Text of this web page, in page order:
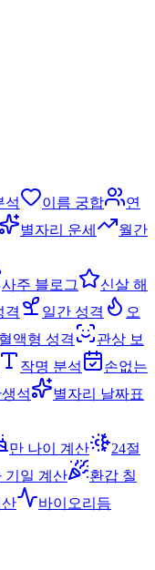
석 이름 궁합
연
별자리 운세
월간
사주 블로그
신살 해
격 일간 성격
오
혈액형 성격
관상 보
작명 분석
손없는
석
별자리 날짜표
만 나이 계산
24절
기일 계산
환갑 칠
바이오리듬